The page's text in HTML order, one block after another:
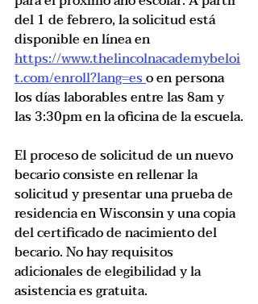
del 1 de febrero, la solicitud está
disponible en línea en
https://www.thelincolnacademybeloi
t.com/enroll?lang=es o en persona
los días laborables entre las 8am y
las 3:30pm en la oficina de la escuela.
El proceso de solicitud de un nuevo
becario consiste en rellenar la
solicitud y presentar una prueba de
residencia en Wisconsin y una copia
del certificado de nacimiento del
becario. No hay requisitos
adicionales de elegibilidad y la
asistencia es gratuita.